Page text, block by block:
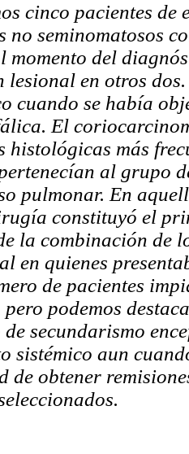
cinco pacientes
no seminomatosos
momento del
lesional en otros
cuando se había
El
histológicas más
al grupo
pulmonar. En
constituyó el
la combinación de
en quienes
de pacientes
pero podemos
secundarismo
sistémico aun
de obtener